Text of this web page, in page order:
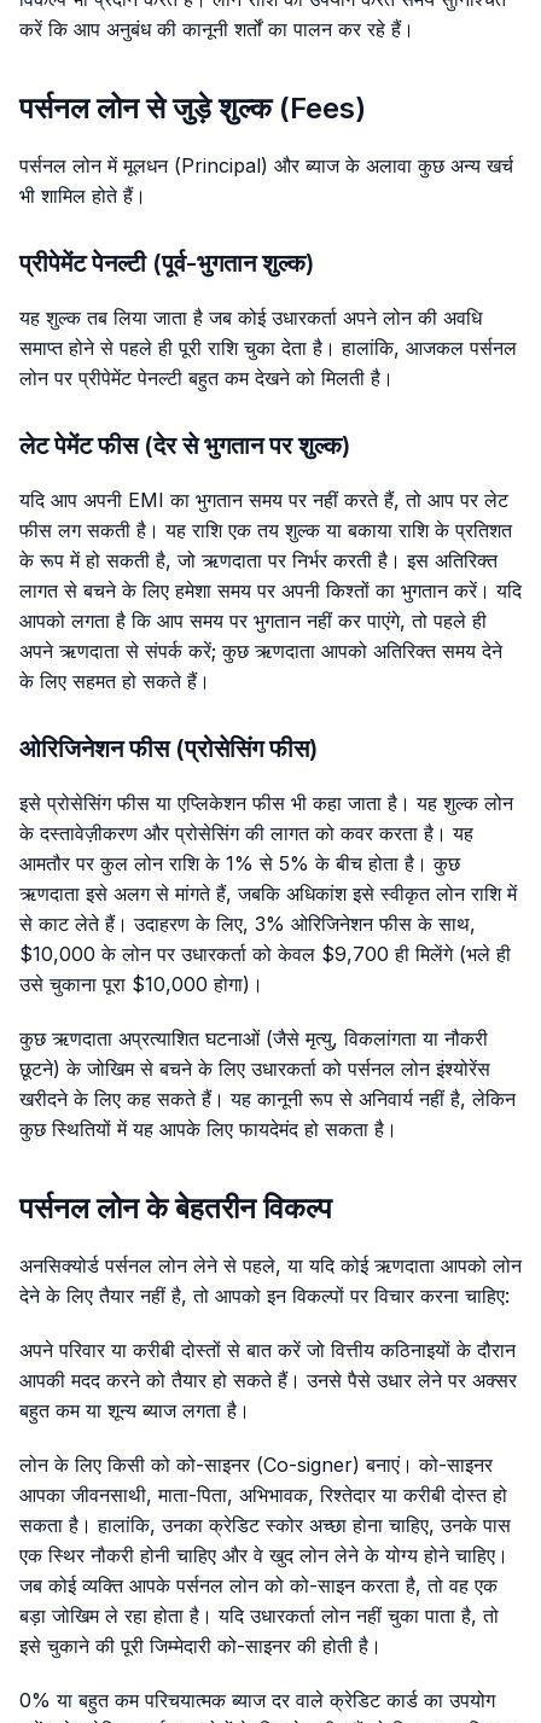
करें कि आप अनुबंध की कानूनी शर्तों का पालन कर रहे हैं।
पर्सनल लोन से जुड़े शुल्क (Fees)
पर्सनल लोन में मूलधन (Principal) और ब्याज के अलावा कुछ अन्य खर्च
भी शामिल होते हैं।
प्रीपेमेंट पेनल्टी (पूर्व-भुगतान शुल्क)
यह शुल्क तब लिया जाता है जब कोई उधारकर्ता अपने लोन की अवधि
समाप्त होने से पहले ही पूरी राशि चुका देता है। हालांकि, आजकल पर्सनल
लोन पर प्रीपेमेंट पेनल्टी बहुत कम देखने को मिलती है।
लेट पेमेंट फीस (देर से भुगतान पर शुल्क)
यदि आप अपनी EMI का भुगतान समय पर नहीं करते हैं, तो आप पर लेट
फीस लग सकती है। यह राशि एक तय शुल्क या बकाया राशि के प्रतिशत
के रूप में हो सकती है, जो ऋणदाता पर निर्भर करती है। इस अतिरिक्त
लागत से बचने के लिए हमेशा समय पर अपनी किश्तों का भुगतान करें। यदि
आपको लगता है कि आप समय पर भुगतान नहीं कर पाएंगे, तो पहले ही
अपने ऋणदाता से संपर्क करें; कुछ ऋणदाता आपको अतिरिक्त समय देने
के लिए सहमत हो सकते हैं।
ओरिजिनेशन फीस (प्रोसेसिंग फीस)
इसे प्रोसेसिंग फीस या एप्लिकेशन फीस भी कहा जाता है। यह शुल्क लोन
के दस्तावेज़ीकरण और प्रोसेसिंग की लागत को कवर करता है। यह
आमतौर पर कुल लोन राशि के 1% से 5% के बीच होता है। कुछ
ऋणदाता इसे अलग से मांगते हैं, जबकि अधिकांश इसे स्वीकृत लोन राशि में
से काट लेते हैं। उदाहरण के लिए, 3% ओरिजिनेशन फीस के साथ,
$10,000 के लोन पर उधारकर्ता को केवल $9,700 ही मिलेंगे (भले ही
उसे चुकाना पूरा $10,000 होगा)।
कुछ ऋणदाता अप्रत्याशित घटनाओं (जैसे मृत्यु, विकलांगता या नौकरी
छूटने) के जोखिम से बचने के लिए उधारकर्ता को पर्सनल लोन इंश्योरेंस
खरीदने के लिए कह सकते हैं। यह कानूनी रूप से अनिवार्य नहीं है, लेकिन
कुछ स्थितियों में यह आपके लिए फायदेमंद हो सकता है।
पर्सनल लोन के बेहतरीन विकल्प
अनसिक्योर्ड पर्सनल लोन लेने से पहले, या यदि कोई ऋणदाता आपको लोन
देने के लिए तैयार नहीं है, तो आपको इन विकल्पों पर विचार करना चाहिए:
अपने परिवार या करीबी दोस्तों से बात करें जो वित्तीय कठिनाइयों के दौरान
आपकी मदद करने को तैयार हो सकते हैं। उनसे पैसे उधार लेने पर अक्सर
बहुत कम या शून्य ब्याज लगता है।
लोन के लिए किसी को को-साइनर (Co-signer) बनाएं। को-साइनर
आपका जीवनसाथी, माता-पिता, अभिभावक, रिश्तेदार या करीबी दोस्त हो
सकता है। हालांकि, उनका क्रेडिट स्कोर अच्छा होना चाहिए, उनके पास
एक स्थिर नौकरी होनी चाहिए और वे खुद लोन लेने के योग्य होने चाहिए।
जब कोई व्यक्ति आपके पर्सनल लोन को को-साइन करता है, तो वह एक
बड़ा जोखिम ले रहा होता है। यदि उधारकर्ता लोन नहीं चुका पाता है, तो
इसे चुकाने की पूरी जिम्मेदारी को-साइनर की होती है।
0% या बहुत कम परिचयात्मक ब्याज दर वाले क्रेडिट कार्ड का उपयोग